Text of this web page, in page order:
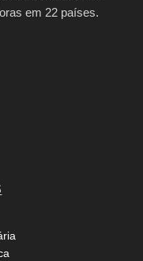
em 22 países.